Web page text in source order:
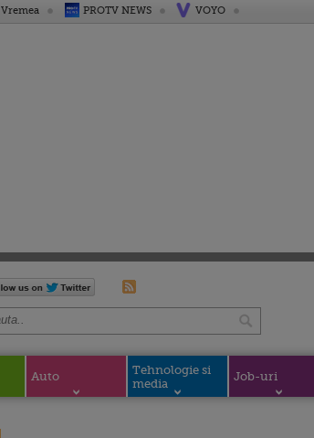
Vremea PROTV NEWS VOYO
Auto
Tehnologie si
media
Job-uri